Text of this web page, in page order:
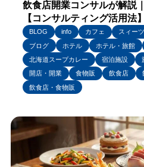
飲食店開業コンサルが解説
【コンサルティング活用法】
BLOG info カフェ スィー
ブログ
ホテル ホテル・旅館
北海道スープカレー
宿泊施設
開店・開業
食物販 飲食店
飲食店・食物販